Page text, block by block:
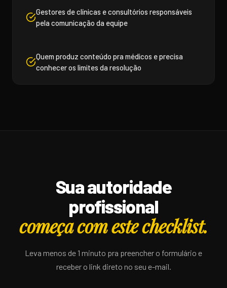
Gestores de clínicas e consultórios responsáveis
pela comunicação da equipe
Quem produz conteúdo pra médicos e precisa
conhecer os limites da resolução
Sua autoridade
profissional
começa com este checklist.
Leva menos de 1 minuto pra preencher o formulário e
receber o link direto no seu e-mail.